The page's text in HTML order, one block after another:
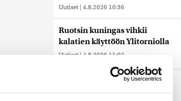
Uutiset | 4.8.2026 10:36
Ruotsin kuningas vihkii
kalatien käyttöön Ylitorniolla
Uutiset | 4.8.2026 11:02
Zelenskyi erotti Ukrainan
Yhdysvaltain-suurlähettilään